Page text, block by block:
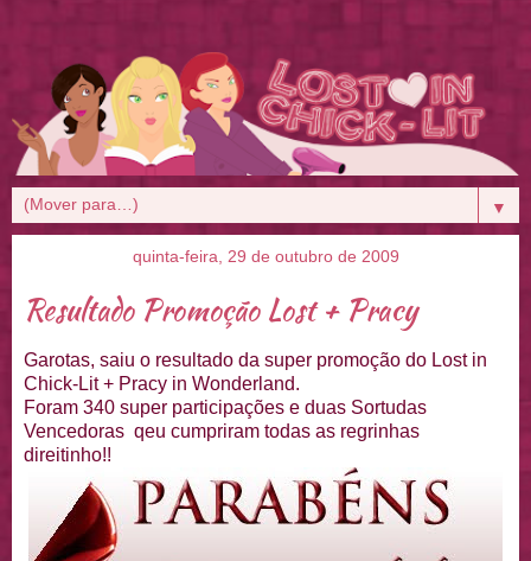
▼
quinta-feira, 29 de outubro de 2009
Resultado Promoção Lost + Pracy
Garotas, saiu o resultado da super promoção do Lost in
Chick-Lit + Pracy in Wonderland.
Foram 340 super participações e duas Sortudas
Vencedoras qeu cumpriram todas as regrinhas
direitinho!!